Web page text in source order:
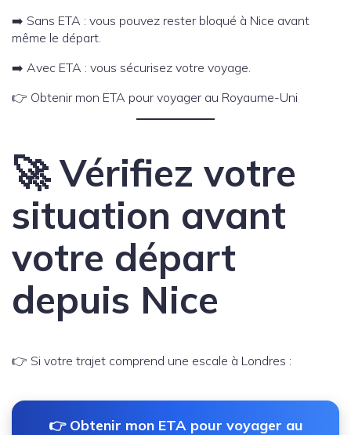
➡️ Sans ETA : vous pouvez rester bloqué à Nice avant
même le départ.
➡️ Avec ETA : vous sécurisez votre voyage.
👉 Obtenir mon ETA pour voyager au Royaume-Uni
🚀 Vérifiez votre
situation avant
votre départ
depuis Nice
👉 Si votre trajet comprend une escale à Londres :
👉 Obtenir mon ETA pour voyager au